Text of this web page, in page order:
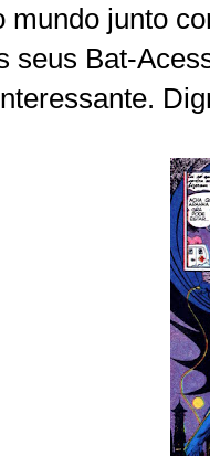
mundo junto
seus Bat-